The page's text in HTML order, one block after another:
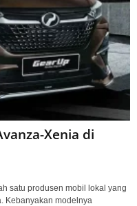
Xenia di
satu produsen mobil lokal yang
Kebanyakan modelnya